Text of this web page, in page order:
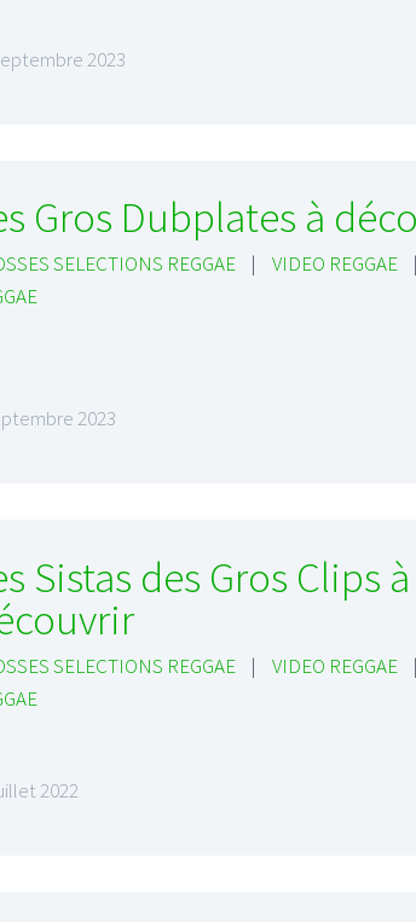
2023
Gros Dubplates à
SELECTIONS REGGAE | VIDEO REGGAE |
2023
Sistas des Gros Clips à
SELECTIONS REGGAE | VIDEO REGGAE |
2022